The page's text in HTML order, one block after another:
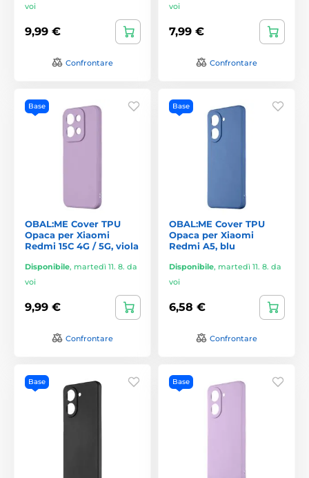
voi
9,99 €
Confrontare
voi
7,99 €
Confrontare
Base
OBAL:ME Cover TPU
Opaca per Xiaomi
Redmi 15C 4G / 5G, viola
Disponibile, martedì 11. 8. da
voi
9,99 €
Confrontare
Base
OBAL:ME Cover TPU
Opaca per Xiaomi
Redmi A5, blu
Disponibile, martedì 11. 8. da
voi
6,58 €
Confrontare
Base Base